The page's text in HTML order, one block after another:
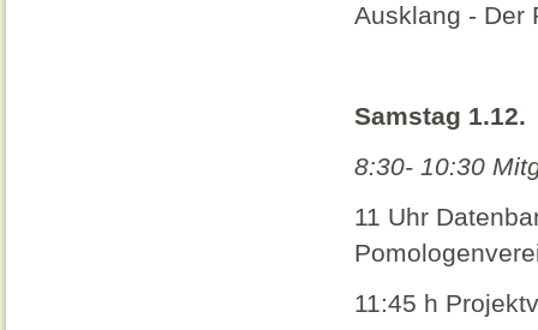
Ausklang - Der
Samstag 1.12.
8:30- 10:30
11 Uhr
11:45 h